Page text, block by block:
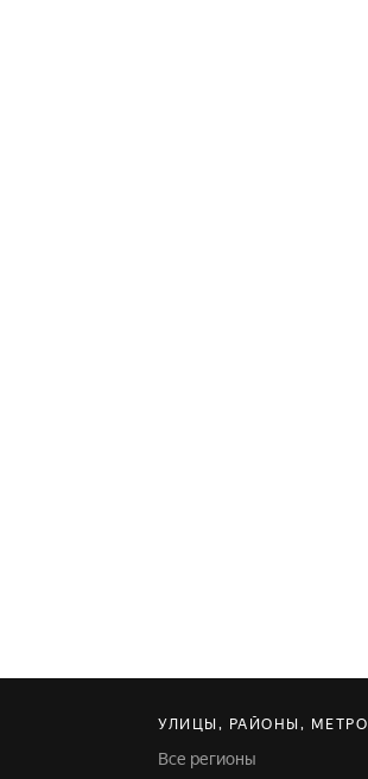
УЛИЦЫ, РАЙОНЫ, МЕТРО
Все регионы